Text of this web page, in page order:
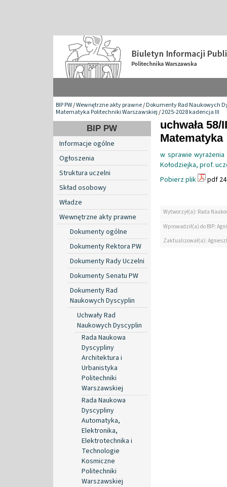
BIP PW/Wewnętrzne akty prawne/Dokumenty Rad Naukowych
Matematyka Politechniki Warszawskiej/2025-2028 kadencja III
BIP PW
Informacje ogólne
Ogłoszenia
Struktura uczelni
Skład osobowy
Władze
Wewnętrzne akty prawne
Dokumenty ogólne
Dokumenty Rektora PW
Dokumenty Rady Uczelni
Dokumenty Senatu PW
Dokumenty Rad
Naukowych Dyscyplin
Uchwały Rad
Naukowych Dyscyplin
Rada Naukowa
Dyscypliny
Architektura i
Urbanistyka
Politechniki
Warszawskiej
Rada Naukowa
Dyscypliny
Automatyka,
Elektronika,
Elektrotechnika i
Technologie
Kosmiczne
Politechniki
Warszawskiej
uchwała
Matematyka
w sprawie
Kołodziejka, prof.
Pobierz plik
pdf
Wytworzył(a): Rada
Wprowadził(a) do BIP:
Zaktualizował(a):